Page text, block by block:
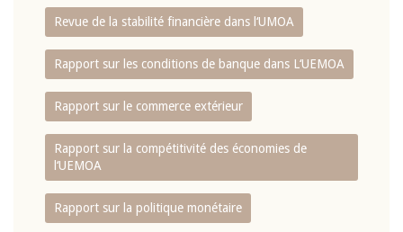
Revue de la stabilité financière dans l‘UMOA
Rapport sur les conditions de banque dans L‘UEMOA
Rapport sur le commerce extérieur
Rapport sur la compétitivité des économies de
l‘UEMOA
Rapport sur la politique monétaire